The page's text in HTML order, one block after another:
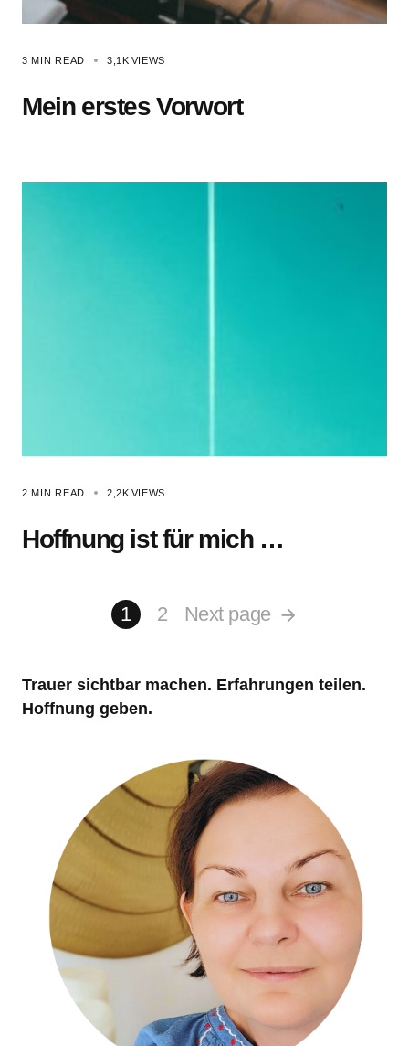
3 MIN READ 3,1K VIEWS
Mein erstes Vorwort
2 MIN READ 2,2K VIEWS
Hoffnung ist für mich …
1 2 Next page
Trauer sichtbar machen. Erfahrungen teilen.
Hoffnung geben.